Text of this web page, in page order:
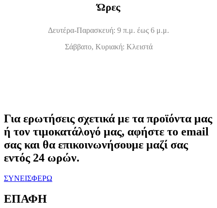
Ώρες
Δευτέρα-Παρασκευή: 9 π.μ. έως 6 μ.μ.
Σάββατο, Κυριακή: Κλειστά
Για ερωτήσεις σχετικά με τα προϊόντα μας
ή τον τιμοκατάλογό μας, αφήστε το email
σας και θα επικοινωνήσουμε μαζί σας
εντός 24 ωρών.
ΣΥΝΕΙΣΦΕΡΩ
ΕΠΑΦΗ